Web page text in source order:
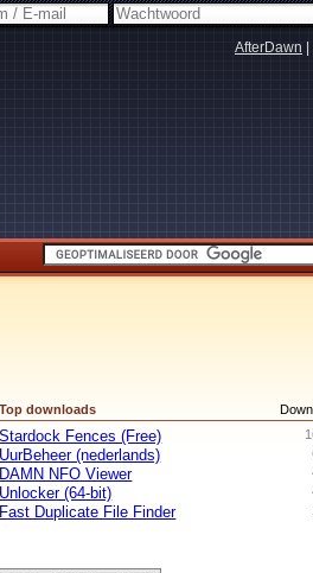
AfterDawn
Top downloads
Stardock Fences (Free)
UurBeheer (nederlands)
DAMN NFO Viewer
Unlocker (64-bit)
Fast Duplicate File Finder